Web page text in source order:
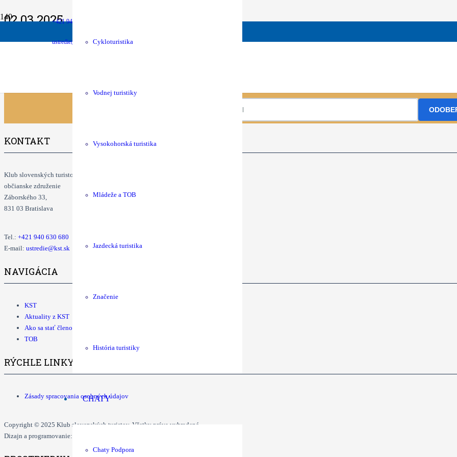
+421 940 630 680
ustredie@kst.sk Cykloturistika
Vodnej turistiky
Vysokohorská turistika
Mládeže a TOB
Jazdecká turistika
Značenie
História turistiky
CHATY
Chaty Podpora
02.03.2025
54. Prejazd Oravskou MagurouPodrobné informácie na webe týždeň pred akciou.
KONTAKT
Klub slovenských turistov
občianske združenie
Záborského 33,
831 03 Bratislava
Tel.: +421 940 630 680
E-mail: ustredie@kst.sk
NAVIGÁCIA
KST
Aktuality z KST
Ako sa stať členom KST
TOB
RÝCHLE LINKY
Zásady spracovania osobných údajov
Copyright © 2025 Klub slovenských turistov. Všetky práva vyhradené.
Dizajn a programovanie: Dušan Ďurčo, Tomáš Grman.